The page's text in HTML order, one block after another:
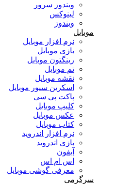
ویندوز سرور
لینوکس
ویندوز
موبایل
نرم افزار موبایل
بازی موبایل
رینگتون موبایل
تم موبایل
نقشه موبایل
اسکرین سیور موبایل
پاکت پی سی
کلیپ موبایل
عکس موبایل
کتاب موبایل
نرم افزار اندروید
بازی اندروید
آیفون
اس ام اس
معرفی گوشی موبایل
سرگرمی